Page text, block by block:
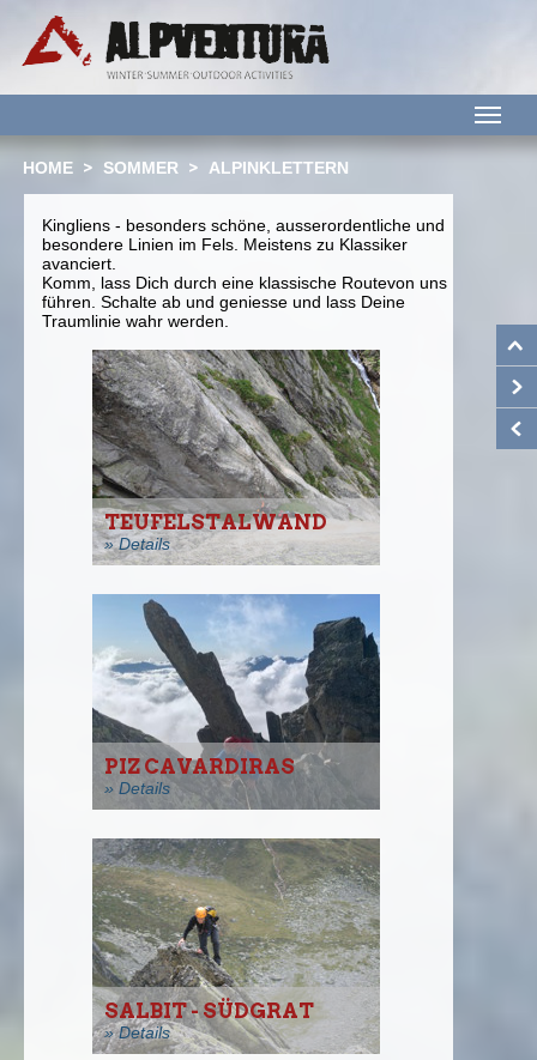
HOME SOMMER ALPINKLETTERN
Kingliens - besonders schöne, ausserordentliche und
besondere Linien im Fels. Meistens zu Klassiker
avanciert.
Komm, lass Dich durch eine klassische Routevon uns
führen. Schalte ab und geniesse und lass Deine
Traumlinie wahr werden.
TEUFELSTALWAND
» Details
PIZ CAVARDIRAS
» Details
SALBIT - SÜDGRAT
» Details